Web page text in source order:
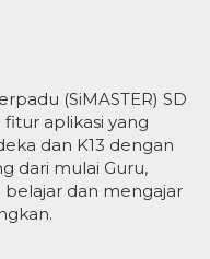
(SiMASTER) SD
aplikasi yang
dan K13 dengan
dari mulai Guru,
belajar dan mengajar